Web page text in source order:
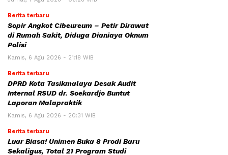
Berita terbaru
Sopir Angkot Cibeureum – Petir Dirawat
di Rumah Sakit, Diduga Dianiaya Oknum
Polisi
Kamis, 6 Agu 2026 - 21:18 WIB
Berita terbaru
DPRD Kota Tasikmalaya Desak Audit
Internal RSUD dr. Soekardjo Buntut
Laporan Malapraktik
Kamis, 6 Agu 2026 - 20:31 WIB
Berita terbaru
Luar Biasa! Unimen Buka 8 Prodi Baru
Sekaligus, Total 21 Program Studi